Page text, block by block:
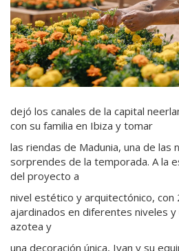
dejó los canales de la capital
con su familia en Ibiza y tomar
las riendas de Madunia, una de las
sorprendes de la temporada. A la
del proyecto a
nivel estético y arquitectónico,
ajardinados en diferentes niveles y
azotea y
una decoración única, Ivan y su